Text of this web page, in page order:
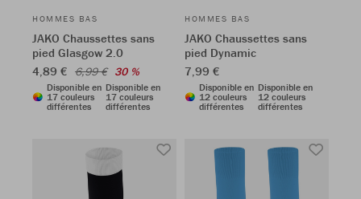
HOMMES BAS
JAKO Chaussettes sans
pied Glasgow 2.0
4,89 € 6,99 € 30 %
Disponible en
17 couleurs
différentes
Disponible en
17 couleurs
différentes
HOMMES BAS
JAKO Chaussettes sans
pied Dynamic
7,99 €
Disponible en
12 couleurs
différentes
Disponible en
12 couleurs
différentes